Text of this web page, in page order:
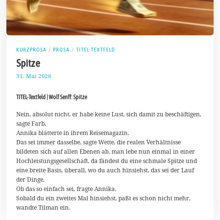
KURZPROSA / PROSA / TITEL-TEXTFELD
Spitze
31. Mai 2026
u
i
2
6
TITEL-Textfeld | Wolf Senff: Spitze
Nein, absolut nicht, er habe keine Lust, sich damit zu beschäftigen,
sagte Farb.
Annika blätterte in ihrem Reisemagazin.
Das sei immer dasselbe, sagte Wette, die realen Verhältnisse
bildeten sich auf allen Ebenen ab, man lebe nun einmal in einer
Hochleistungsgesellschaft, da fändest du eine schmale Spitze und
eine breite Basis, überall, wo du auch hinsiehst, das sei der Lauf
der Dinge.
Ob das so einfach sei, fragte Annika.
Sobald du ein zweites Mal hinsiehst, paßt es schon nicht mehr,
wandte Tilman ein.